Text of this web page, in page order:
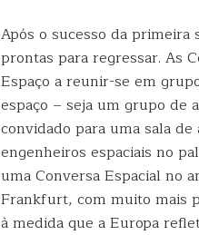
Após o sucesso da primeira
prontas para regressar. As
Espaço a reunir-se em
espaço – seja um grupo de
convidado para uma sala
engenheiros espaciais no
uma Conversa Espacial no
Frankfurt, com muito mais
à medida que a Europa